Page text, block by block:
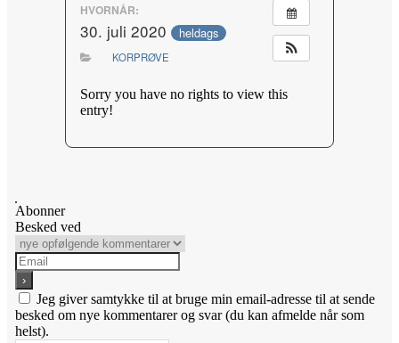
HVORNÅR:
30. juli 2020 heldags
KORPRØVE
Sorry you have no rights to view this
entry!
Abonner
Besked ved
Jeg giver samtykke til at bruge min email-adresse til at sende
besked om nye kommentarer og svar (du kan afmelde når som
helst).